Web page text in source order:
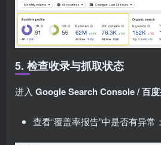
5. 检查收录与抓取状态
进入 Google Search Console / 百
查看“覆盖率报告”中是否有异常；